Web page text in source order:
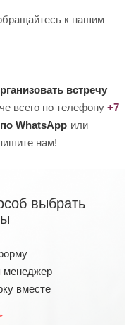
к нашим
встречу
всего по телефону +7
по WhatsApp или
нам!
выбрать
менеджер
вместе
*